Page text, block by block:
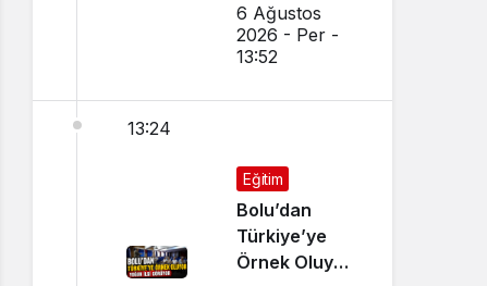
Çalışma
Başlatıldı
6 Ağustos
2026 - Per -
13:52
13:24
Eğitim
Bolu’dan
Türkiye’ye
Örnek Oluyor,